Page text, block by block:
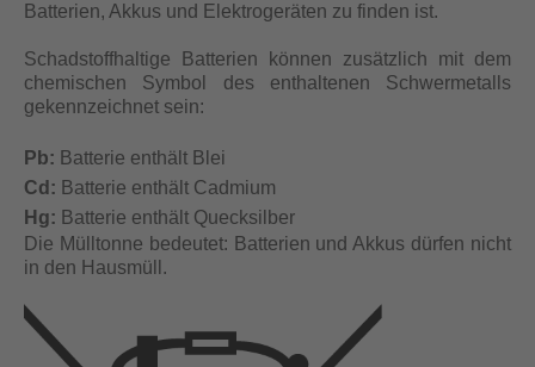
Batterien, Akkus und Elektrogeräten zu finden ist.
Schadstoffhaltige Batterien können zusätzlich mit dem
chemischen Symbol des enthaltenen Schwermetalls
gekennzeichnet sein:
Pb: Batterie enthält Blei
Cd: Batterie enthält Cadmium
Hg: Batterie enthält Quecksilber
Die Mülltonne bedeutet: Batterien und Akkus dürfen nicht
in den Hausmüll.